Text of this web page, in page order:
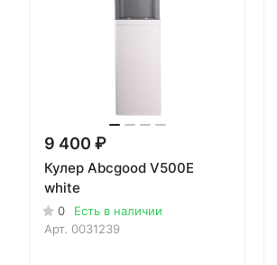
9 400 ₽
Кулер Abcgood V500E
white
0
Есть в наличии
Арт. 0031239